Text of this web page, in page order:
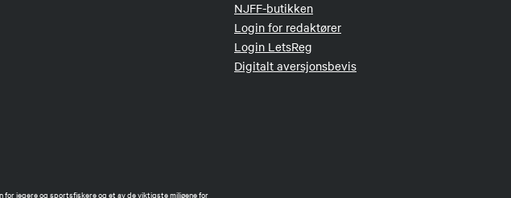
NJFF-butikken
Login for redaktører
Login LetsReg
Digitalt aversjonsbevis
jegere og sportsfiskere og et av de viktigste miljøene for